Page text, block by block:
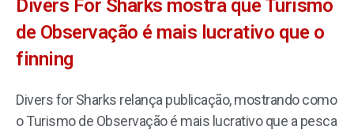
Divers For Sharks mostra que Turismo
de Observação é mais lucrativo que o
finning
Divers for Sharks relança publicação, mostrando como
o Turismo de Observação é mais lucrativo que a pesca